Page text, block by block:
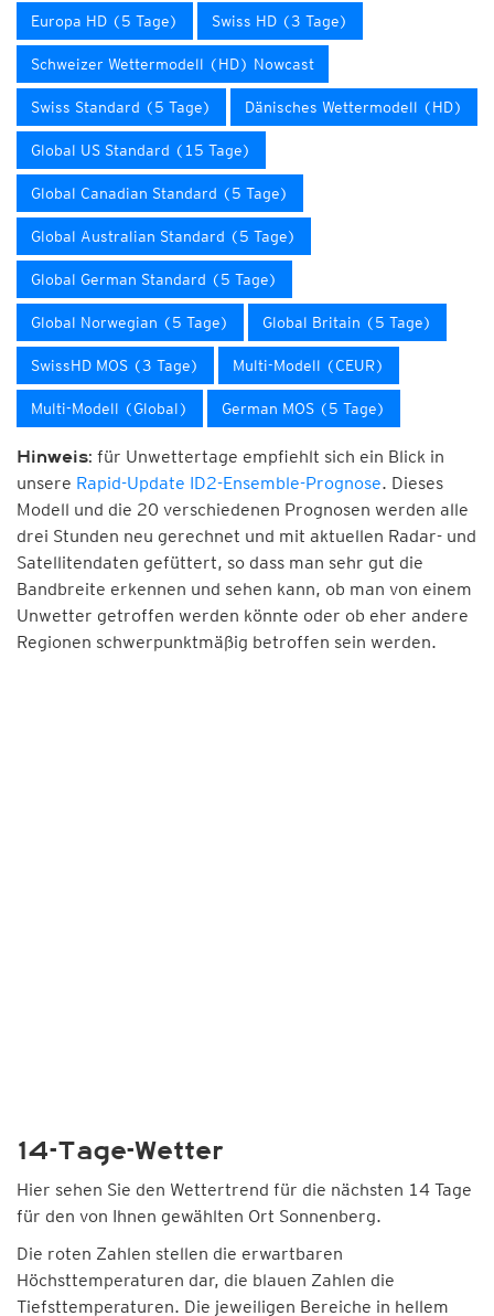
Europa HD (5 Tage) Swiss HD (3 Tage)
Schweizer Wettermodell (HD) Nowcast
Swiss Standard (5 Tage) Dänisches Wettermodell (HD)
Global US Standard (15 Tage)
Global Canadian Standard (5 Tage)
Global Australian Standard (5 Tage)
Global German Standard (5 Tage)
Global Norwegian (5 Tage) Global Britain (5 Tage)
SwissHD MOS (3 Tage) Multi-Modell (CEUR)
Multi-Modell (Global) German MOS (5 Tage)
Hinweis: für Unwettertage empfiehlt sich ein Blick in
unsere Rapid-Update ID2-Ensemble-Prognose. Dieses
Modell und die 20 verschiedenen Prognosen werden alle
drei Stunden neu gerechnet und mit aktuellen Radar- und
Satellitendaten gefüttert, so dass man sehr gut die
Bandbreite erkennen und sehen kann, ob man von einem
Unwetter getroffen werden könnte oder ob eher andere
Regionen schwerpunktmäßig betroffen sein werden.
14-Tage-Wetter
Hier sehen Sie den Wettertrend für die nächsten 14 Tage
für den von Ihnen gewählten Ort Sonnenberg.
Die roten Zahlen stellen die erwartbaren
Höchsttemperaturen dar, die blauen Zahlen die
Tiefsttemperaturen. Die jeweiligen Bereiche in hellem